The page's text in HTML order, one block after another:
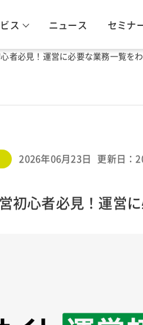
ス ニュース セミナ
営初心者必見！運営